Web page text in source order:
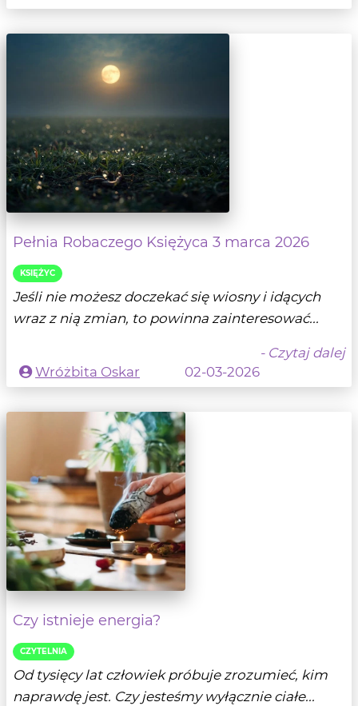
Pełnia Robaczego Księżyca 3 marca 2026
KSIĘŻYC
Jeśli nie możesz doczekać się wiosny i idących
wraz z nią zmian, to powinna zainteresować...
- Czytaj dalej
Wróżbita Oskar
02-03-2026
Czy istnieje energia?
CZYTELNIA
Od tysięcy lat człowiek próbuje zrozumieć, kim
naprawdę jest. Czy jesteśmy wyłącznie ciałe...